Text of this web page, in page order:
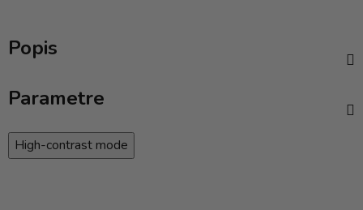
Popis
Parametre
High-contrast mode